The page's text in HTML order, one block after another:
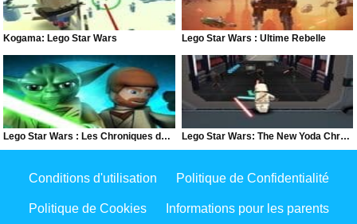
Kogama: Lego Star Wars Lego Star Wars : Ultime Rebelle
Lego Star Wars : Les Chroniques de Yoda Lego Star Wars: The New Yoda Chronicles
Conditions d'utilisation Politique de Confidentialité
Politique de Cookies Informations pour les parents